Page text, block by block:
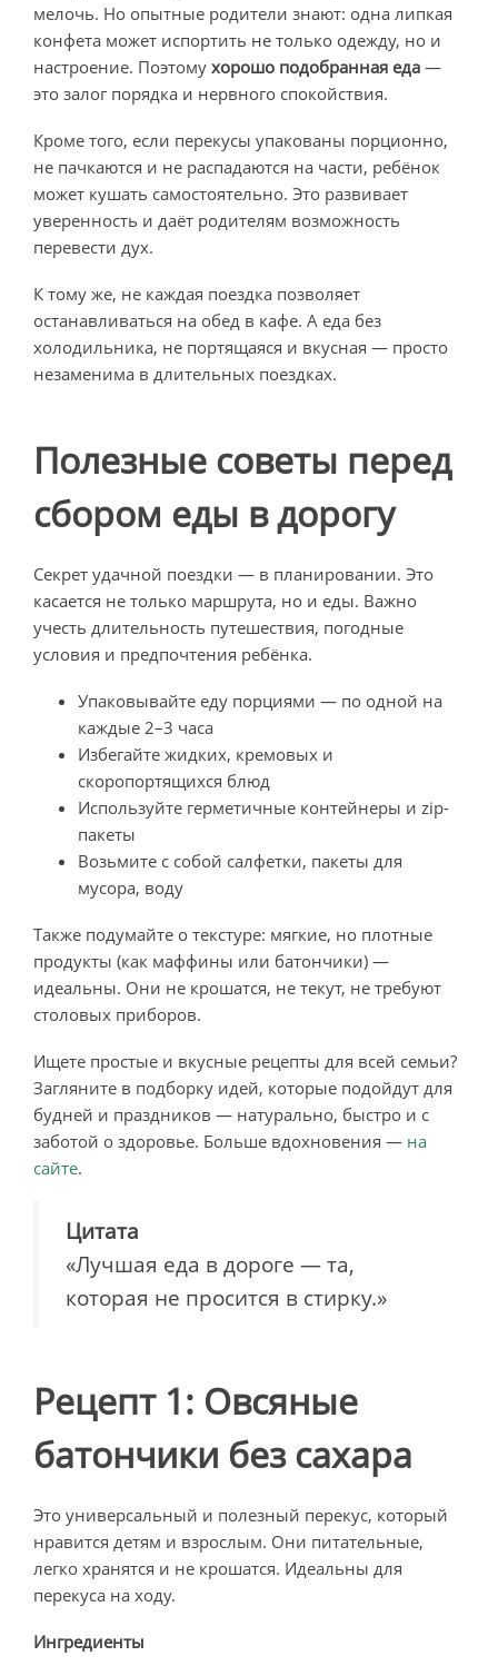
мелочь. Но опытные родители знают: одна липкая
конфета может испортить не только одежду, но и
настроение. Поэтому хорошо подобранная еда —
это залог порядка и нервного спокойствия.
Кроме того, если перекусы упакованы порционно,
не пачкаются и не распадаются на части, ребёнок
может кушать самостоятельно. Это развивает
уверенность и даёт родителям возможность
перевести дух.
К тому же, не каждая поездка позволяет
останавливаться на обед в кафе. А еда без
холодильника, не портящаяся и вкусная — просто
незаменима в длительных поездках.
Полезные советы перед
сбором еды в дорогу
Секрет удачной поездки — в планировании. Это
касается не только маршрута, но и еды. Важно
учесть длительность путешествия, погодные
условия и предпочтения ребёнка.
Упаковывайте еду порциями — по одной на
каждые 2–3 часа
Избегайте жидких, кремовых и
скоропортящихся блюд
Используйте герметичные контейнеры и zip-
пакеты
Возьмите с собой салфетки, пакеты для
мусора, воду
Также подумайте о текстуре: мягкие, но плотные
продукты (как маффины или батончики) —
идеальны. Они не крошатся, не текут, не требуют
столовых приборов.
Ищете простые и вкусные рецепты для всей семьи?
Загляните в подборку идей, которые подойдут для
будней и праздников — натурально, быстро и с
заботой о здоровье. Больше вдохновения — на
сайте.
Цитата
«Лучшая еда в дороге — та,
которая не просится в стирку.»
Рецепт 1: Овсяные
батончики без сахара
Это универсальный и полезный перекус, который
нравится детям и взрослым. Они питательные,
легко хранятся и не крошатся. Идеальны для
перекуса на ходу.
Ингредиенты